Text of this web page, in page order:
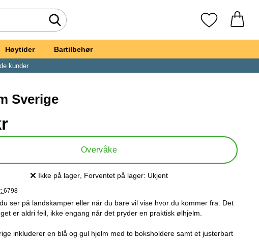
Søk Mine favoritter
Høytider Bartilbehør
kunder
Sverige
Overvåke
Produkttilgjengelighet:
Ikke på lager, Forventet på lager: Ukjent
6798
ser på landskamper eller når du bare vil vise hvor du kommer fra. Det
er aldri feil, ikke engang når det pryder en praktisk ølhjelm.
inkluderer en blå og gul hjelm med to boksholdere samt et justerbart